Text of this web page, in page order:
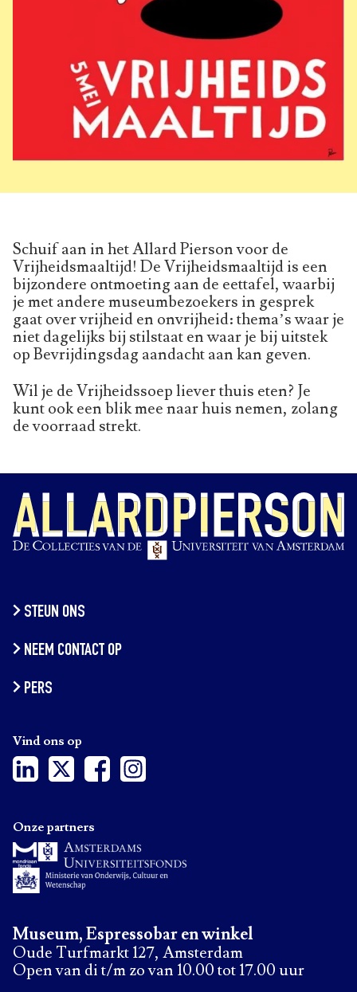
Schuif aan in het Allard Pierson voor de
Vrijheidsmaaltijd! De Vrijheidsmaaltijd is een
bijzondere ontmoeting aan de eettafel, waarbij
je met andere museumbezoekers in gesprek
gaat over vrijheid en onvrijheid: thema’s waar je
niet dagelijks bij stilstaat en waar je bij uitstek
op Bevrijdingsdag aandacht aan kan geven.
Wil je de Vrijheidssoep liever thuis eten? Je
kunt ook een blik mee naar huis nemen, zolang
de voorraad strekt.
STEUN ONS
NEEM CONTACT OP
PERS
Vind ons op
Museum, Espressobar en winkel
Oude Turfmarkt 127, Amsterdam
Open van di t/m zo van 10.00 tot 17.00 uur
Onze partners